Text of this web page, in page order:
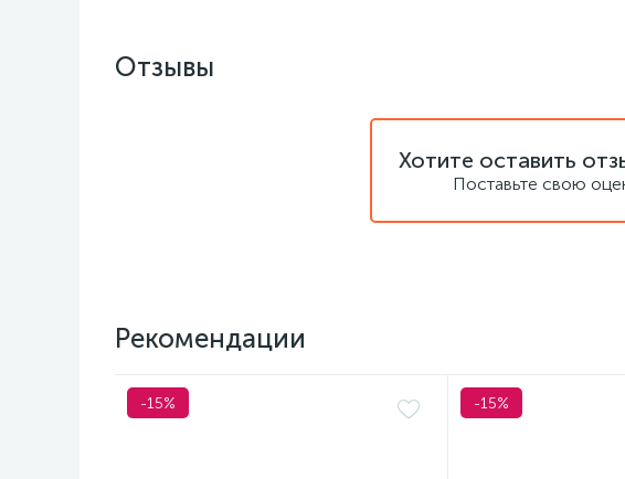
Отзывы
Хотите оставить
Поставьте свою
Рекомендации
-15% -15%